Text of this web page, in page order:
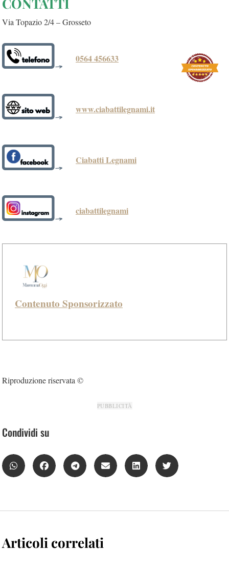
Via Topazio 2/4 – Grosseto
0564 456633
www.ciabattilegnami.it
Ciabatti Legnami
ciabattilegnami
Contenuto Sponsorizzato
Riproduzione riservata ©
PUBBLICITÀ
Condividi su
Articoli correlati